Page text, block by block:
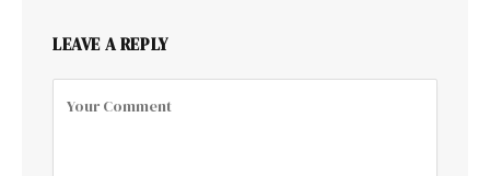
LEAVE A REPLY